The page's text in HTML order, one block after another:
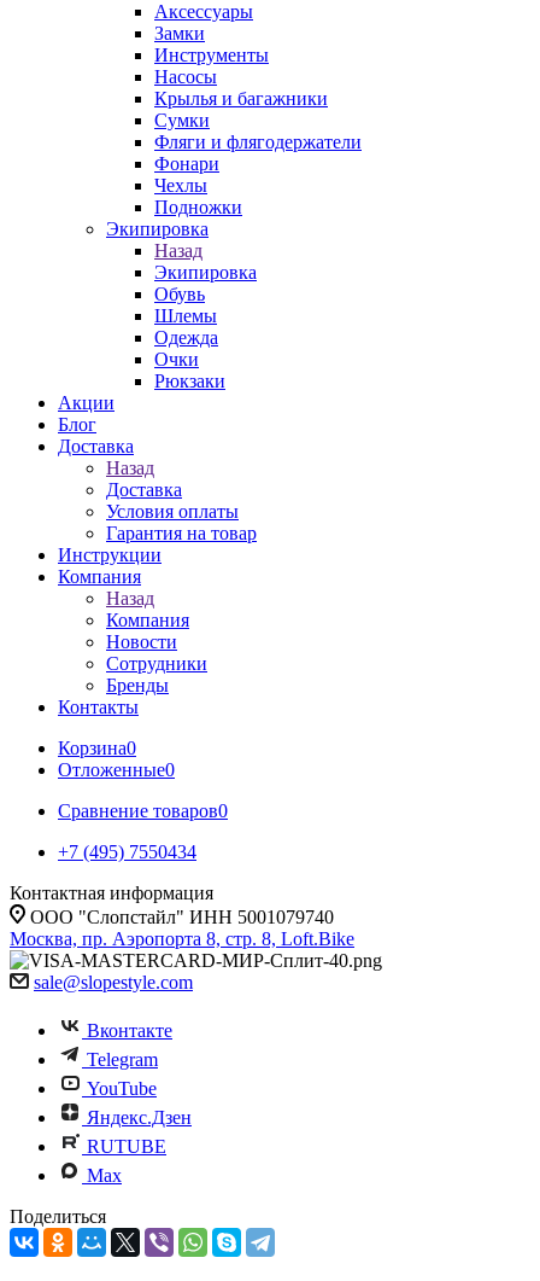
Аксессуары
Замки
Инструменты
Насосы
Крылья и багажники
Сумки
Фляги и флягодержатели
Фонари
Чехлы
Подножки
Экипировка
Назад
Экипировка
Обувь
Шлемы
Одежда
Очки
Рюкзаки
Акции
Блог
Доставка
Назад
Доставка
Условия оплаты
Гарантия на товар
Инструкции
Компания
Назад
Компания
Новости
Сотрудники
Бренды
Контакты
Корзина0
Отложенные0
Сравнение товаров0
+7 (495) 7550434
Контактная информация
ООО "Слопстайл" ИНН 5001079740
Москва, пр. Аэропорта 8, стр. 8, Loft.Bike
sale@slopestyle.com
Вконтакте
Telegram
YouTube
Яндекс.Дзен
RUTUBE
Max
Поделиться